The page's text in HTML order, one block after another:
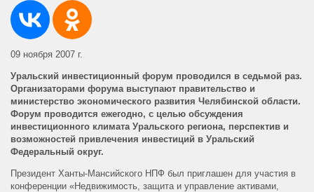
09 ноября 2007 г.
Уральский инвестиционный форум проводился в седьмой раз.
Организаторами форума выступают правительство и
министерство экономического развития Челябинской области.
Форум проводится ежегодно, с целью обсуждения
инвестиционного климата Уральского региона, перспектив и
возможностей привлечения инвестиций в Уральский
Федеральный округ.
Президент Ханты-Мансийского НПФ был приглашен для участия в
конференции «Недвижимость, защита и управление активами,